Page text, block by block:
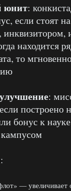
юнит:
если стоят
находится
то
:
построено
бонус к
кампусом
:
— увеличивает